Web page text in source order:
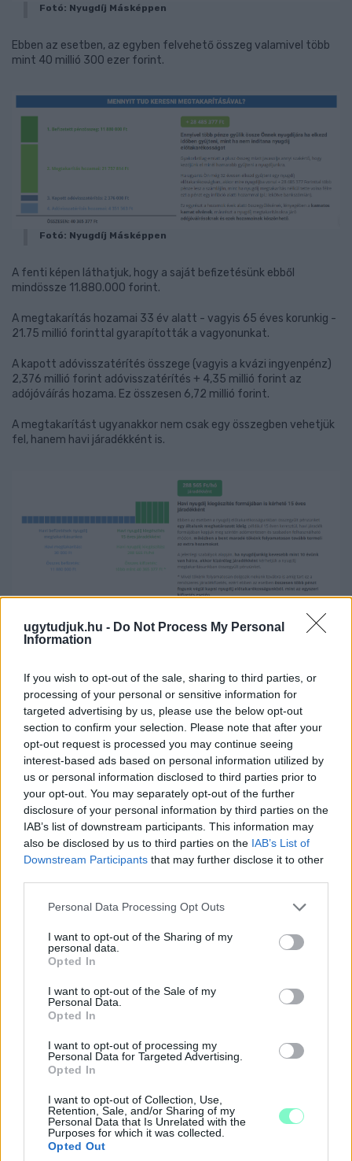
ugytudjuk.hu - Do Not Process My Personal
Information
If you wish to opt-out of the sale, sharing to third parties, or
processing of your personal or sensitive information for
targeted advertising by us, please use the below opt-out
section to confirm your selection. Please note that after your
opt-out request is processed you may continue seeing
interest-based ads based on personal information utilized by
us or personal information disclosed to third parties prior to
your opt-out. You may separately opt-out of the further
disclosure of your personal information by third parties on the
IAB’s list of downstream participants. This information may
also be disclosed by us to third parties on the IAB’s List of
Downstream Participants that may further disclose it to other
Please note that this website/app uses one or more Google
not limited to your visit or usage behaviour. You may click to
grant or deny consent to Google and its third-party tags to
use your data for below specified purposes in below Google
consent section.
Personal Data Processing Opt Outs
I want to opt-out of the Sharing of my
personal data.
Opted In
I want to opt-out of the Sale of my
Personal Data.
Opted In
I want to opt-out of processing my
Personal Data for Targeted Advertising.
Opted In
I want to opt-out of Collection, Use,
Retention, Sale, and/or Sharing of my
Personal Data that Is Unrelated with the
Purposes for which it was collected.
Opted Out
Fotó: Nyugdíj Másképpen
Ebben az esetben, az egyben felvehető összeg valamivel több
mint 40 millió 300 ezer forint.
Fotó: Nyugdíj Másképpen
A fenti képen láthatjuk, hogy a saját befizetésünk ebből
mindössze 11.880.000 forint.
A megtakarítás hozamai 33 év alatt - vagyis 65 éves korunkig -
21.75 millió forinttal gyarapították a vagyonunkat.
A kapott adóvisszatérítés összege (vagyis a kvázi ingyenpénz)
2,376 millió forint adóvisszatérítés + 4,35 millió forint az
adójóváírás hozama. Ez összesen 6,72 millió forint.
A megtakarítást ugyanakkor nem csak egy összegben vehetjük
fel, hanem havi járadékként is.
Fotó: Nyugdíj Másképpen
nyugdíjkorhatárral számolva 80 éves korunkig) havi 288.000
forintot kapunk. Ez pedig már az inflációval növelt összeg, tehát
akkori értéken is annyit ér majd, mint a most látott pénzösszeg.
Ne felejtsük el, hogy ez csupán az öngondoskodás által gyűjtött
pénzünk. Amennyiben pesszimista becslésként havi 50.000
forintos állami nyugdíjjal számolunk, úgy ennek a teljes összege
338.000 forint havonta, ami 927 eurónak felel meg.
ÖSSZEGZÉS
Ahogy tehát feljebb is látjuk, tudatossággal és odafigyeléssel a
költségeinket ügyesen megtervezve bizony arra is reális esély
van, hogy nyugat-európai szintű nyugdíjban részesüljünk. Ebben
éves pénzügyi, szakmai múlttal rendelkeznek.
Szponzorált tartalmat olvastál!
SZÓLJ HOZZÁ!